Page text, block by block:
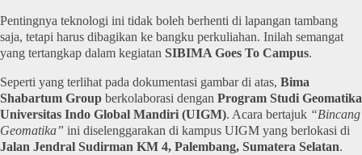
Pentingnya teknologi ini tidak boleh berhenti di lapangan tambang
saja, tetapi harus dibagikan ke bangku perkuliahan. Inilah semangat
yang tertangkap dalam kegiatan SIBIMA Goes To Campus.
Seperti yang terlihat pada dokumentasi gambar di atas, Bima
Shabartum Group berkolaborasi dengan Program Studi Geomatika
Universitas Indo Global Mandiri (UIGM). Acara bertajuk “Bincang
Geomatika” ini diselenggarakan di kampus UIGM yang berlokasi di
Jalan Jendral Sudirman KM 4, Palembang, Sumatera Selatan.